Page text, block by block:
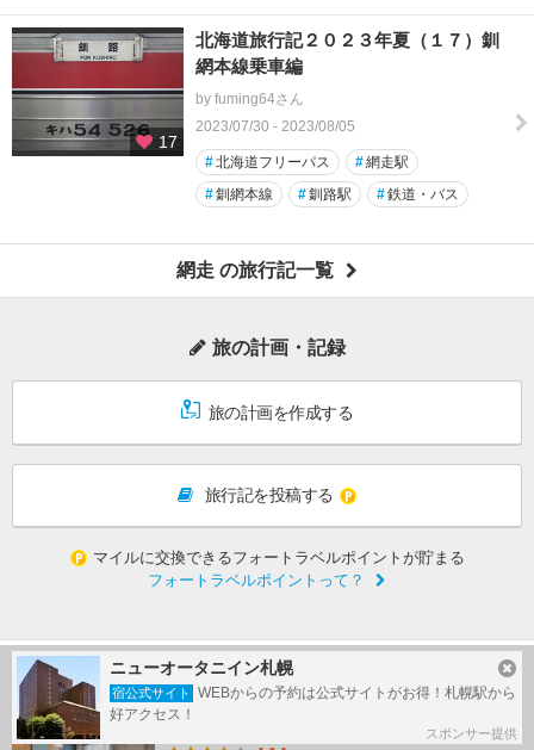
17
北海道旅行記２０２３年夏（１７）釧
網本線乗車編
by fuming64さん
2023/07/30 - 2023/08/05
#北海道フリーパス #網走駅
#釧網本線 #釧路駅 #鉄道・バス
網走 の旅行記一覧
旅の計画・記録
旅の計画を作成する
旅行記を投稿する
マイルに交換できるフォートラベルポイントが貯まる
フォートラベルポイントって？
PR
北海道の ホテル最新情報
ニューオータニイン札幌
ニューオータニイン札幌
宿公式サイト
WEBからの予約は公式サイトがお得！札幌駅から
好アクセス！
スポンサー提供